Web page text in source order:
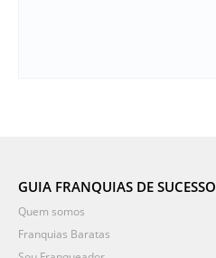
GUIA FRANQUIAS DE SUCESSO
Quem somos
Franquias Baratas